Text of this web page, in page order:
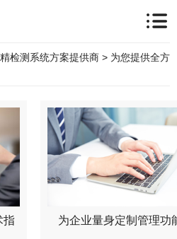
检测系统方案提供商 > 为您提供全方
指
为企业量身定制管理功